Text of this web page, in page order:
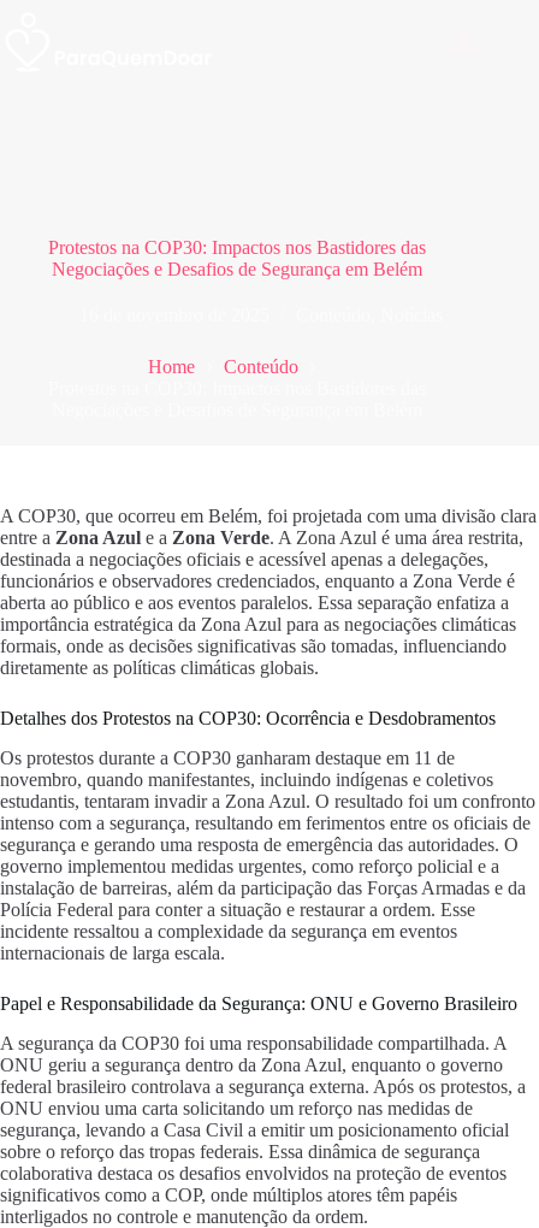
Protestos na COP30: Impactos nos Bastidores das
Negociações e Desafios de Segurança em Belém
Home
Conteúdo
A COP30, que ocorreu em Belém, foi projetada com uma divisão clara
entre a Zona Azul e a Zona Verde. A Zona Azul é uma área restrita,
destinada a negociações oficiais e acessível apenas a delegações,
funcionários e observadores credenciados, enquanto a Zona Verde é
aberta ao público e aos eventos paralelos. Essa separação enfatiza a
importância estratégica da Zona Azul para as negociações climáticas
formais, onde as decisões significativas são tomadas, influenciando
diretamente as políticas climáticas globais.
Detalhes dos Protestos na COP30: Ocorrência e Desdobramentos
Os protestos durante a COP30 ganharam destaque em 11 de
novembro, quando manifestantes, incluindo indígenas e coletivos
estudantis, tentaram invadir a Zona Azul. O resultado foi um confronto
intenso com a segurança, resultando em ferimentos entre os oficiais de
segurança e gerando uma resposta de emergência das autoridades. O
governo implementou medidas urgentes, como reforço policial e a
instalação de barreiras, além da participação das Forças Armadas e da
Polícia Federal para conter a situação e restaurar a ordem. Esse
incidente ressaltou a complexidade da segurança em eventos
internacionais de larga escala.
Papel e Responsabilidade da Segurança: ONU e Governo Brasileiro
A segurança da COP30 foi uma responsabilidade compartilhada. A
ONU geriu a segurança dentro da Zona Azul, enquanto o governo
federal brasileiro controlava a segurança externa. Após os protestos, a
ONU enviou uma carta solicitando um reforço nas medidas de
segurança, levando a Casa Civil a emitir um posicionamento oficial
sobre o reforço das tropas federais. Essa dinâmica de segurança
colaborativa destaca os desafios envolvidos na proteção de eventos
significativos como a COP, onde múltiplos atores têm papéis
interligados no controle e manutenção da ordem.